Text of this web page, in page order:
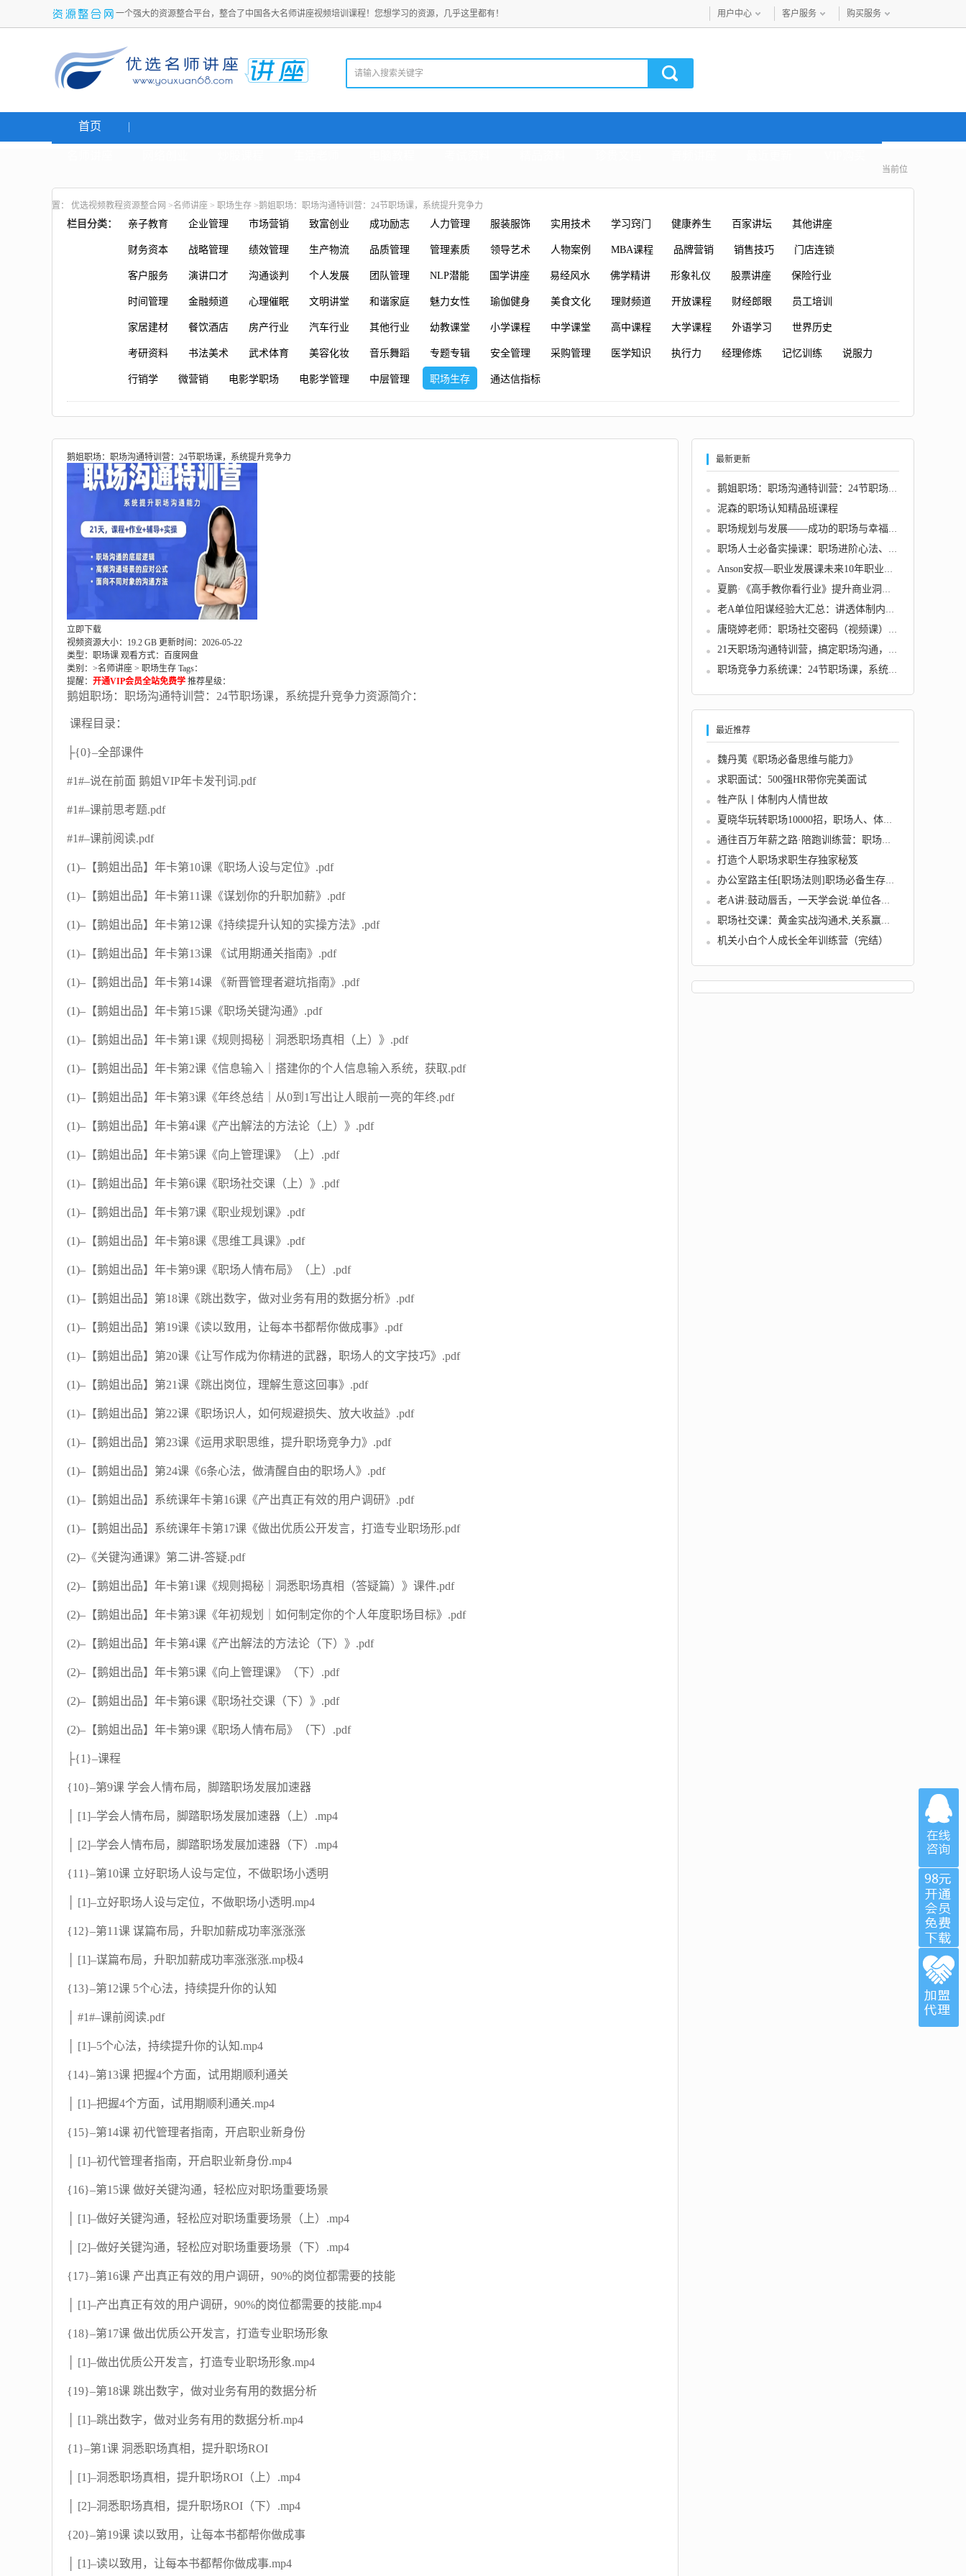
一个强大的资源整合平台，整合了中国各大名师讲座视频培训课程！您想学习的资源，几乎这里都有！ 用户中心 客户服务 购买服务
首页
当前位
置： 优选视频教程资源整合网 >名师讲座 > 职场生存 >鹅姐职场：职场沟通特训营：24节职场课，系统提升竞争力
栏目分类： 亲子教育 企业管理 市场营销 致富创业 成功励志 人力管理 服装服饰 实用技术 学习窍门 健康养生 百家讲坛 其他讲座
财务资本 战略管理 绩效管理 生产物流 品质管理 管理素质 领导艺术 人物案例 MBA课程 品牌营销 销售技巧 门店连锁
客户服务 演讲口才 沟通谈判 个人发展 团队管理 NLP潜能 国学讲座 易经风水 佛学精讲 形象礼仪 股票讲座 保险行业
时间管理 金融频道 心理催眠 文明讲堂 和谐家庭 魅力女性 瑜伽健身 美食文化 理财频道 开放课程 财经郎眼 员工培训
家居建材 餐饮酒店 房产行业 汽车行业 其他行业 幼教课堂 小学课程 中学课堂 高中课程 大学课程 外语学习 世界历史
考研资料 书法美术 武术体育 美容化妆 音乐舞蹈 专题专辑 安全管理 采购管理 医学知识 执行力 经理修炼 记忆训练 说服力
行销学 微营销 电影学职场 电影学管理 中层管理 职场生存 通达信指标
鹅姐职场：职场沟通特训营：24节职场课，系统提升竞争力
立即下载
视频资源大小：19.2 GB 更新时间：2026-05-22
类型：职场课 观看方式：百度网盘
类别：>名师讲座 > 职场生存 Tags：
提醒： 开通VIP会员全站免费学 推荐星级：
鹅姐职场：职场沟通特训营：24节职场课，系统提升竞争力资源简介：
课程目录：
├{0}–全部课件
#1#–说在前面 鹅姐VIP年卡发刊词.pdf
#1#–课前思考题.pdf
#1#–课前阅读.pdf
(1)–【鹅姐出品】年卡第10课《职场人设与定位》.pdf
(1)–【鹅姐出品】年卡第11课《谋划你的升职加薪》.pdf
(1)–【鹅姐出品】年卡第12课《持续提升认知的实操方法》.pdf
(1)–【鹅姐出品】年卡第13课 《试用期通关指南》.pdf
(1)–【鹅姐出品】年卡第14课 《新晋管理者避坑指南》.pdf
(1)–【鹅姐出品】年卡第15课《职场关键沟通》.pdf
(1)–【鹅姐出品】年卡第1课《规则揭秘｜洞悉职场真相（上）》.pdf
(1)–【鹅姐出品】年卡第2课《信息输入｜搭建你的个人信息输入系统，获取.pdf
(1)–【鹅姐出品】年卡第3课《年终总结｜从0到1写出让人眼前一亮的年终.pdf
(1)–【鹅姐出品】年卡第4课《产出解法的方法论（上）》.pdf
(1)–【鹅姐出品】年卡第5课《向上管理课》（上）.pdf
(1)–【鹅姐出品】年卡第6课《职场社交课（上）》.pdf
(1)–【鹅姐出品】年卡第7课《职业规划课》.pdf
(1)–【鹅姐出品】年卡第8课《思维工具课》.pdf
(1)–【鹅姐出品】年卡第9课《职场人情布局》（上）.pdf
(1)–【鹅姐出品】第18课《跳出数字，做对业务有用的数据分析》.pdf
(1)–【鹅姐出品】第19课《读以致用，让每本书都帮你做成事》.pdf
(1)–【鹅姐出品】第20课《让写作成为你精进的武器，职场人的文字技巧》.pdf
(1)–【鹅姐出品】第21课《跳出岗位，理解生意这回事》.pdf
(1)–【鹅姐出品】第22课《职场识人，如何规避损失、放大收益》.pdf
(1)–【鹅姐出品】第23课《运用求职思维，提升职场竞争力》.pdf
(1)–【鹅姐出品】第24课《6条心法，做清醒自由的职场人》.pdf
(1)–【鹅姐出品】系统课年卡第16课《产出真正有效的用户调研》.pdf
(1)–【鹅姐出品】系统课年卡第17课《做出优质公开发言，打造专业职场形.pdf
(2)–《关键沟通课》第二讲-答疑.pdf
(2)–【鹅姐出品】年卡第1课《规则揭秘｜洞悉职场真相（答疑篇）》课件.pdf
(2)–【鹅姐出品】年卡第3课《年初规划｜如何制定你的个人年度职场目标》.pdf
(2)–【鹅姐出品】年卡第4课《产出解法的方法论（下）》.pdf
(2)–【鹅姐出品】年卡第5课《向上管理课》（下）.pdf
(2)–【鹅姐出品】年卡第6课《职场社交课（下）》.pdf
(2)–【鹅姐出品】年卡第9课《职场人情布局》（下）.pdf
├{1}–课程
{10}–第9课 学会人情布局，脚踏职场发展加速器
│ [1]–学会人情布局，脚踏职场发展加速器（上）.mp4
│ [2]–学会人情布局，脚踏职场发展加速器（下）.mp4
{11}–第10课 立好职场人设与定位，不做职场小透明
│ [1]–立好职场人设与定位，不做职场小透明.mp4
{12}–第11课 谋篇布局，升职加薪成功率涨涨涨
│ [1]–谋篇布局，升职加薪成功率涨涨涨.mp极4
{13}–第12课 5个心法，持续提升你的认知
│ #1#–课前阅读.pdf
│ [1]–5个心法，持续提升你的认知.mp4
{14}–第13课 把握4个方面，试用期顺利通关
│ [1]–把握4个方面，试用期顺利通关.mp4
{15}–第14课 初代管理者指南，开启职业新身份
│ [1]–初代管理者指南，开启职业新身份.mp4
{16}–第15课 做好关键沟通，轻松应对职场重要场景
│ [1]–做好关键沟通，轻松应对职场重要场景（上）.mp4
│ [2]–做好关键沟通，轻松应对职场重要场景（下）.mp4
{17}–第16课 产出真正有效的用户调研，90%的岗位都需要的技能
│ [1]–产出真正有效的用户调研，90%的岗位都需要的技能.mp4
{18}–第17课 做出优质公开发言，打造专业职场形象
│ [1]–做出优质公开发言，打造专业职场形象.mp4
{19}–第18课 跳出数字，做对业务有用的数据分析
│ [1]–跳出数字，做对业务有用的数据分析.mp4
{1}–第1课 洞悉职场真相，提升职场ROI
│ [1]–洞悉职场真相，提升职场ROI（上）.mp4
│ [2]–洞悉职场真相，提升职场ROI（下）.mp4
{20}–第19课 读以致用，让每本书都帮你做成事
│ [1]–读以致用，让每本书都帮你做成事.mp4
最新更新
鹅姐职场：职场沟通特训营：24节职场课，系统...
泥森的职场认知精品班课程
职场规划与发展——成功的职场与幸福的人生 音...
职场人士必备实操课：职场进阶心法、加快个人...
Anson安叔—职业发展课未来10年职业发展指南
夏鹏·《高手教你看行业》提升商业洞察，加速...
老A单位阳谋经验大汇总：讲透体制内单位门道2...
唐晓婷老师：职场社交密码（视频课）， ̴...
21天职场沟通特训营，搞定职场沟通，成为职场...
职场竞争力系统课：24节职场课，系统提升竞争...
最近推荐
魏丹荑《职场必备思维与能力》
求职面试：500强HR带你完美面试
牲产队丨体制内人情世故
夏晓华玩转职场10000招，职场人、体制内必看秘...
通往百万年薪之路·陪跑训练营：职场外挂/年薪...
打造个人职场求职生存独家秘笈
办公室路主任[职场法则]职场必备生存法则，体...
老A讲:鼓动唇舌，一天学会说:单位各种场景下的...
职场社交课：黄金实战沟通术,关系赢家沟通实战...
机关小白个人成长全年训练营（完结）